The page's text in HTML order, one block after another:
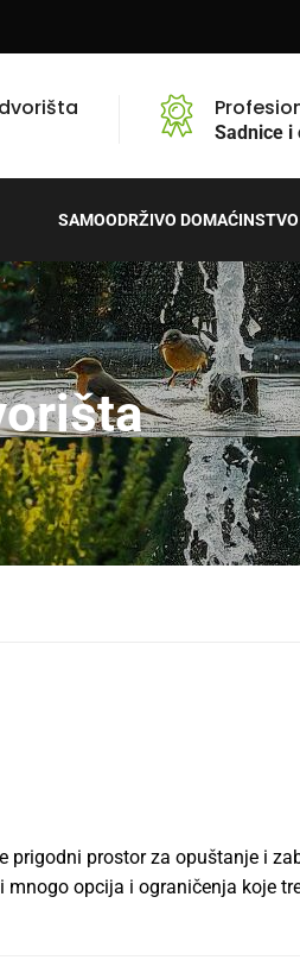
Sadnice i
SAMOODRŽIVO DOMAĆINSTVO
prostor za opuštanje i
opcija i ograničenja koje